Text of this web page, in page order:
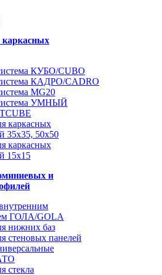
КУБО/CUBO
КАДРО/CADRO
MG20
УМНЫЙ
каркасных
35x35, 50x50
каркасных
15х15
и
ГОЛА/GOLA
нижних баз
стеновых панелей
стекла